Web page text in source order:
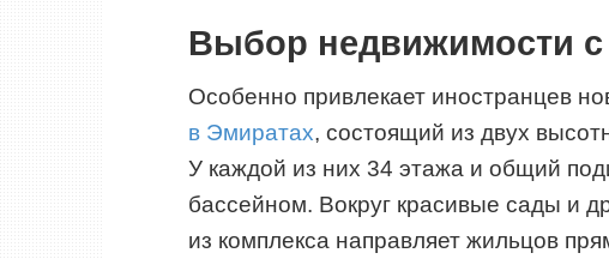
Выбор недвижимости с
Особенно привлекает иностранцев
в Эмиратах, состоящий из двух
У каждой из них 34 этажа и общий
бассейном. Вокруг красивые сады и
из комплекса направляет жильцов